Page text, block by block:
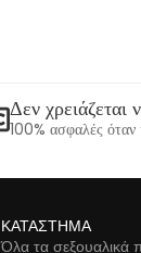
Δεν χρειάζεται
100% ασφαλές όταν
ΚΑΤΆΣΤΗΜΑ
Όλα τα σεξουαλικά